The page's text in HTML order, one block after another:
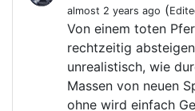
almost 2 years ago (
Von einem toten
rechtzeitig
unrealistisch, wie
Massen von neuen
ohne wird einfach